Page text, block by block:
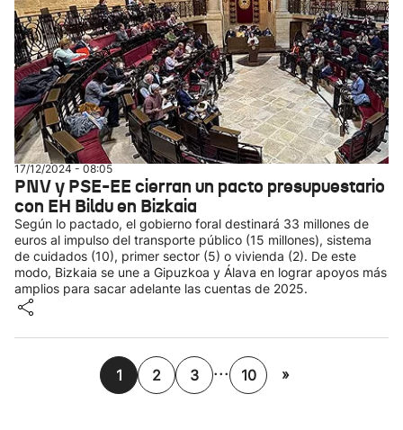
17/12/2024 - 08:05
PNV y PSE-EE cierran un pacto presupuestario
con EH Bildu en Bizkaia
Según lo pactado, el gobierno foral destinará 33 millones de
euros al impulso del transporte público (15 millones), sistema
de cuidados (10), primer sector (5) o vivienda (2). De este
modo, Bizkaia se une a Gipuzkoa y Álava en lograr apoyos más
amplios para sacar adelante las cuentas de 2025.
1 2 3 ... 10 »